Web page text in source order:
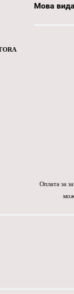
Мова
Оплата за